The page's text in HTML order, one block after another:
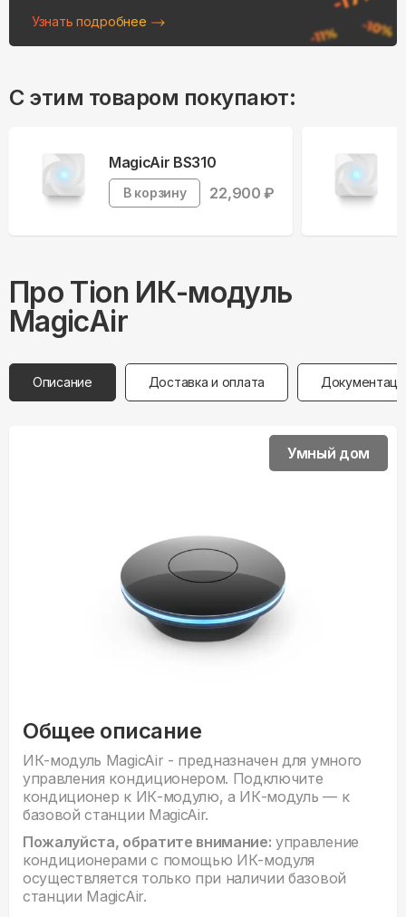
Узнать подробнее
С этим товаром покупают:
MagicAir BS310
В корзину 22,900 ₽
Про Tion ИК-модуль
MagicAir
Описание Доставка и оплата
Общее описание
ИК-модуль MagicAir - предназначен для умного
управления кондиционером. Подключите
кондиционер к ИК-модулю, а ИК-модуль — к
базовой станции MagicAir.
Пожалуйста, обратите внимание: управление
кондиционерами с помощью ИК-модуля
осуществляется только при наличии базовой
станции MagicAir.
Умный дом